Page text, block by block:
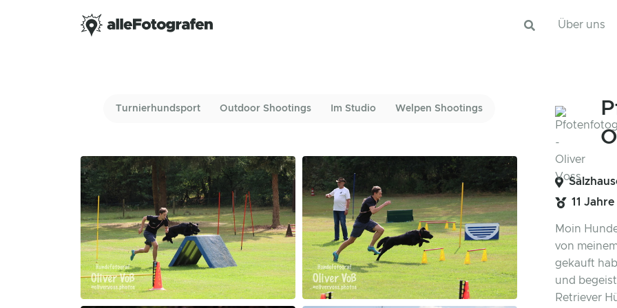
Über uns
Turnierhundsport Outdoor Shootings Im Studio Welpen Shootings
11
Moin
von
gekauft
und
Retriever